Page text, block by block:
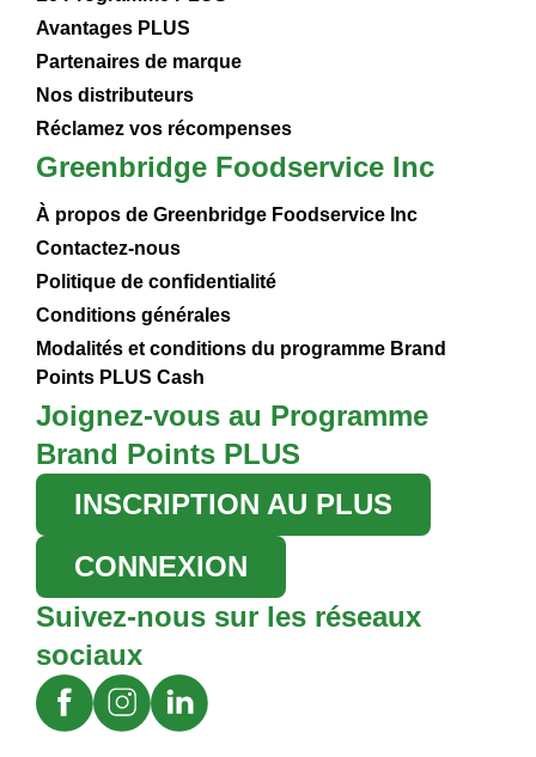
Avantages PLUS
Partenaires de marque
Nos distributeurs
Réclamez vos récompenses
Greenbridge Foodservice Inc
À propos de Greenbridge Foodservice Inc
Contactez-nous
Politique de confidentialité
Conditions générales
Modalités et conditions du programme Brand
Points PLUS Cash
Joignez-vous au Programme
Brand Points PLUS
INSCRIPTION AU PLUS
CONNEXION
Suivez-nous sur les réseaux
sociaux